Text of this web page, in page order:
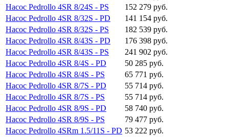
Насос Pedrollo 4SR 8/24S - PS
152 279 руб.
Насос Pedrollo 4SR 8/32S - PD
141 154 руб.
Насос Pedrollo 4SR 8/32S - PS
182 539 руб.
Насос Pedrollo 4SR 8/43S - PD
176 398 руб.
Насос Pedrollo 4SR 8/43S - PS
241 902 руб.
Насос Pedrollo 4SR 8/4S - PD
50 285 руб.
Насос Pedrollo 4SR 8/4S - PS
65 771 руб.
Насос Pedrollo 4SR 8/7S - PD
55 714 руб.
Насос Pedrollo 4SR 8/7S - PS
55 714 руб.
Насос Pedrollo 4SR 8/9S - PD
58 740 руб.
Насос Pedrollo 4SR 8/9S - PS
79 477 руб.
Насос Pedrollo 4SRm 1.5/11S - PD 53 222 руб.